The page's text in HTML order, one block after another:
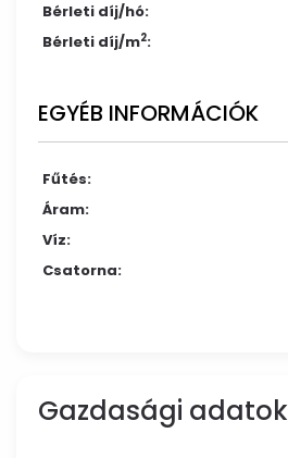
Bérleti díj/hó:
Bérleti díj/m2:
EGYÉB INFORMÁCIÓK
Fűtés:
Áram:
Víz:
Csatorna:
Gazdasági adatok